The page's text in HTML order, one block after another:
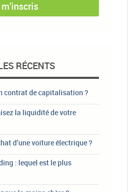
RÉCENTS
contrat de capitalisation ?
la liquidité de votre
d’une voiture électrique ?
: lequel est le plus